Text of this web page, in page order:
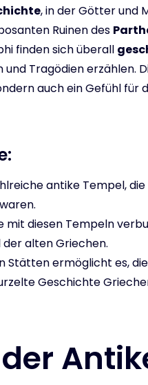
, in der Götter und
Ruinen des
finden sich überall
Tragödien erzählen.
auch ein Gefühl für
antike Tempel,
mit diesen Tempeln
alten Griechen.
Stätten ermöglicht es,
Geschichte